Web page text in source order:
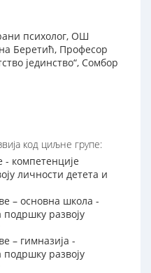
психолог, ОШ
Беретић, Професор
јединство“, Сомбор
код циљне групе:
- компетенције
личности детета и
– основна школа -
подршку развоју
– гимназија -
подршку развоју